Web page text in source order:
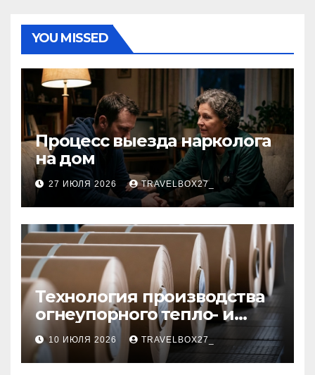
YOU MISSED
Процесс выезда нарколога
на дом
27 ИЮЛЯ 2026 TRAVELBOX27_
Технология производства
огнеупорного тепло- и
звукоизоляционного
картона из
муллитокремнеземистого
10 ИЮЛЯ 2026 TRAVELBOX27_